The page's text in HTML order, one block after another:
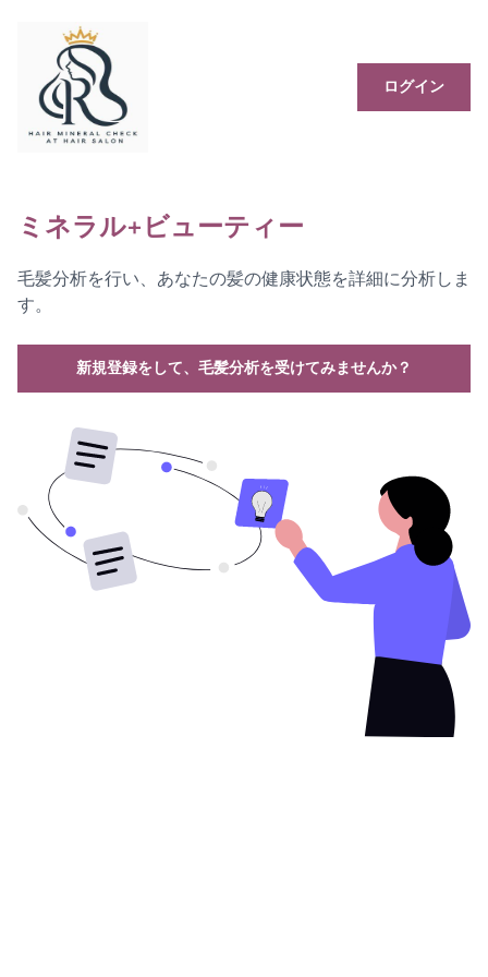
ログイン
ミネラル+ビューティー
毛髪分析を行い、あなたの髪の健康状態を詳細に分析しま
す。
新規登録をして、毛髪分析を受けてみませんか？